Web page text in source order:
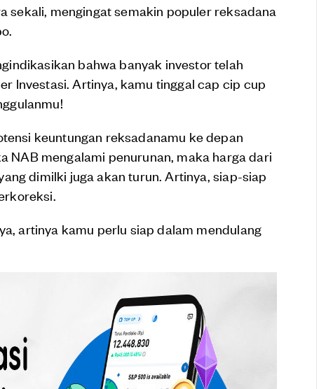
sekali, mengingat semakin populer reksadana
bahwa banyak investor telah
Investasi. Artinya, kamu tinggal cap cip cup
keuntungan reksadanamu ke depan
NAB mengalami penurunan, maka harga dari
dimilki juga akan turun. Artinya, siap-siap
artinya kamu perlu siap dalam mendulang